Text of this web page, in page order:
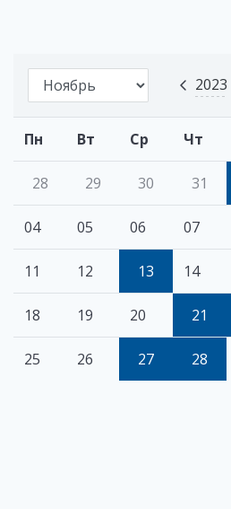
2023
Пн Вт Ср Чт
28 29 30 31
04 05 06 07
11 12 13 14
18 19 20 21
25 26 27 28